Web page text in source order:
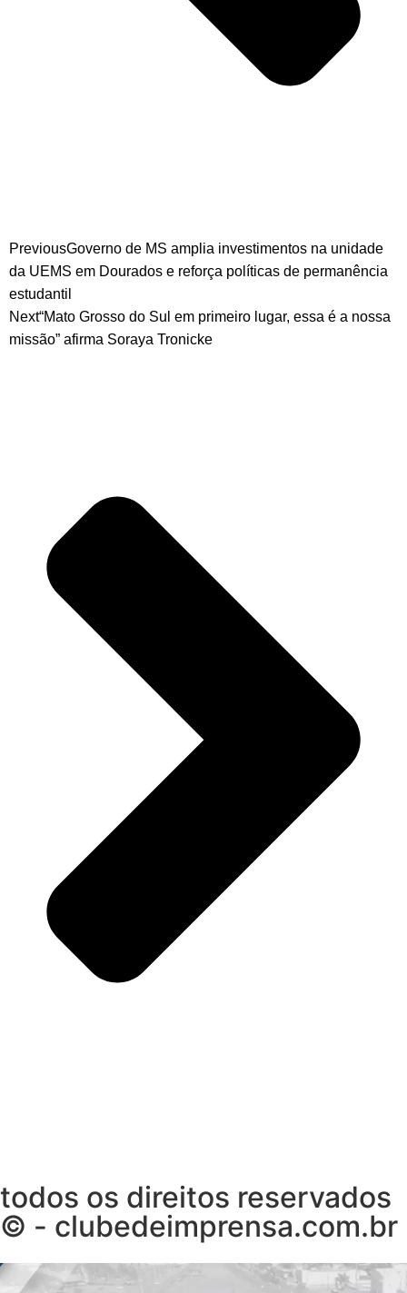
PreviousGoverno de MS amplia investimentos na unidade
da UEMS em Dourados e reforça políticas de permanência
estudantil
Next“Mato Grosso do Sul em primeiro lugar, essa é a nossa
missão” afirma Soraya Tronicke
todos os direitos reservados
© - clubedeimprensa.com.br